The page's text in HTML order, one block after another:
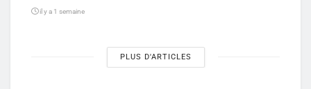
il y a 1 semaine
PLUS D'ARTICLES